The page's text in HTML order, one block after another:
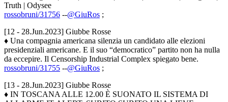
Truth | Odysee
rossobruni/31756 --@GiuRos ;
[12 - 28.Jun.2023] Giubbe Rosse
♦ Una compagnia americana silenzia un candidato alle elezioni
presidenziali americane. E il suo “democratico” partito non ha nulla
da eccepire. Il Censorship Industrial Complex spiegato bene.
rossobruni/31755 --@GiuRos ;
[13 - 28.Jun.2023] Giubbe Rosse
♦ IN TOSCANA ALLE 12.00 È SUONATO IL SISTEMA DI